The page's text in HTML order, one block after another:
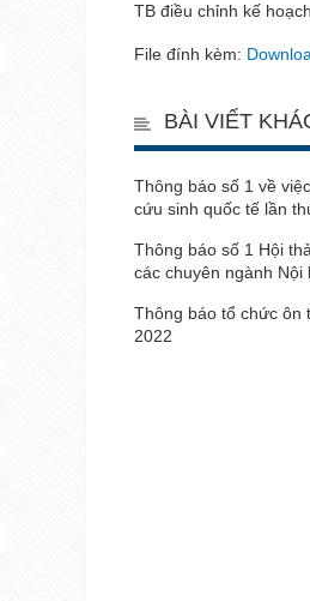
TB điều chỉnh kế
File đính kèm:
BÀI VIẾT
Thông báo số 1 về
cứu sinh quốc tế lần
Thông báo số 1 Hội
các chuyên ngành Nội
Thông báo tổ chức ôn
2022